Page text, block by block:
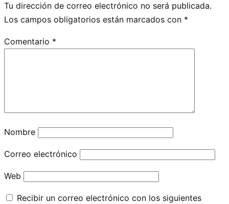
Tu dirección de correo electrónico no será publicada.
Los campos obligatorios están marcados con *
Comentario *
Nombre
Correo electrónico
Web
Recibir un correo electrónico con los siguientes